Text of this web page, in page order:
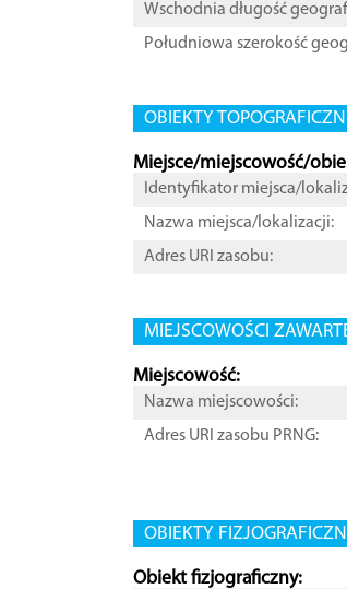
Wschodnia długość
Południowa szerokość
OBIEKTY
Miejsce/miejscowość/
Identyfikator miejsca/
Nazwa miejsca/lokalizacji:
Adres URI zasobu:
MIEJSCOWOŚCI
Miejscowość:
Nazwa miejscowości:
Adres URI zasobu PRNG:
OBIEKTY
Obiekt fizjograficzny: